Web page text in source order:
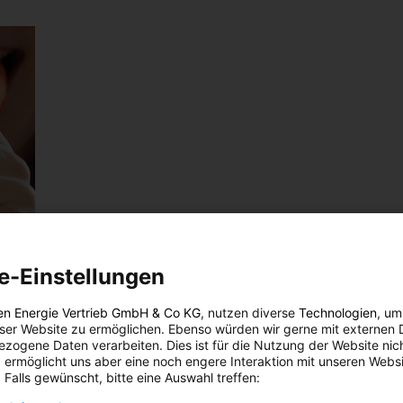
Einstellungen
Energie Vertrieb GmbH & Co KG, nutzen diverse Technologien,
Website zu ermöglichen. Ebenso würden wir gerne mit externen
Daten verarbeiten. Dies ist für die Nutzung der Website
ermöglicht uns aber eine noch engere Interaktion mit unseren
Falls gewünscht, bitte eine Auswahl treffen: